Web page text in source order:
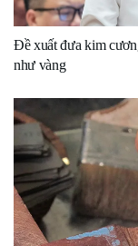
Đề xuất đưa kim
như vàng